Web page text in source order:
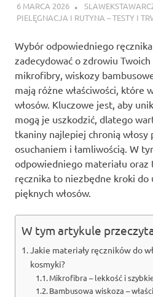
6 MARCA 2026
PIELĘGNACJA I RUTYNA – TESTY I
Wybór odpowiedniego
zadecydować o zdrowiu
mikrofibry, wiskozy
mają różne właściwości, które
włosów. Kluczowe jest, aby
mogą je uszkodzić, dlatego
tkaniny najlepiej chronią
osuchaniem i łamliwością. W
odpowiedniego materiału oraz
ręcznika to niezbędne kroki do
pięknych włosów.
W tym artykule
Jakie materiały ręczników do
kosmyki?
Mikrofibra – lekkość i
Bambusowa wiskoza –